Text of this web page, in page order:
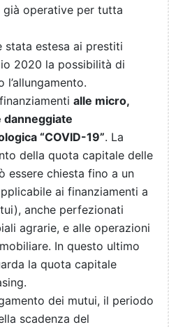
già operative per tutta
stata estesa ai prestiti
2020 la possibilità di
l’allungamento.
alle micro,
danneggiate
“COVID-19”. La
della quota capitale delle
essere chiesta fino a un
ai finanziamenti a
anche perfezionati
agrarie, e alle operazioni
In questo ultimo
la quota capitale
dei mutui, il periodo
scadenza del